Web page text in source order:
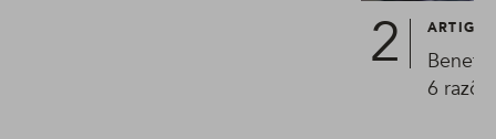
ARTIGO
6